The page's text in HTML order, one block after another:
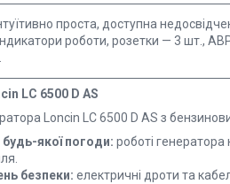
проста, доступна
роботи, розетки — 3 шт.,
LC 6500 D AS
Loncin LC 6500 D AS з
будь-якої погоди: роботі
безпеки: електричні дроти та